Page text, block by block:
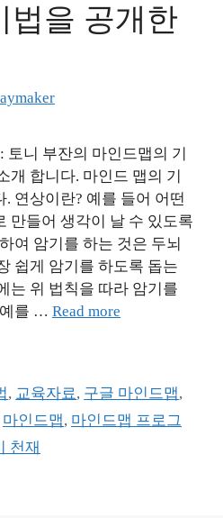
법을 공개한
토니 부잔의 마인드맵의 기
개 합니다. 마인드 맵의 기
연상이란? 예를 들어 어떤
만들어 생각이 날 수 있도록
여 암기를 하는 것은 두뇌
쉽게 암기를 하도록 돕는
는 위 법칙을 따라 암기를
를 … Read more
, 교육자료, 구글 마인드맵,
마인드맵, 마인드맵 프로그
천재